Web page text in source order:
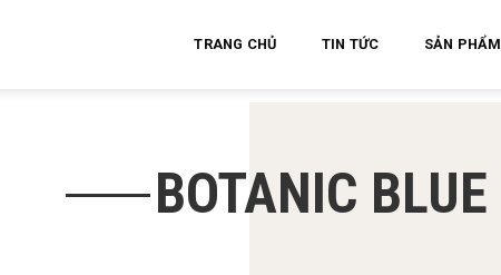
TRANG CHỦ TIN TỨC SẢN PHẨM
BOTANIC BLUE